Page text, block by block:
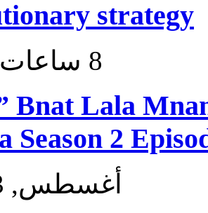
strategy
Bnat Lala
Season 2
5 أغسطس, 2013